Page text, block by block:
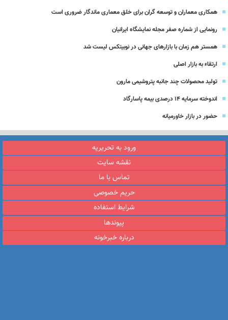
همکاری معماران و توسعه گران برای خلق معماری ماندگار ضروری است
رونمایی از شماره صفر مجله نمایشگاه ایرانیان
همستر هم زمان با بازارهای جهانی در نوبیتکس لیست شد
ارتقاء به بازار اصلی
تولید محصولات چند جانبه پتروشیمی مارون
اندوخته سرمایه 14 درصدی بیمه پاسارگاد
حضور در بازار خاورمیانه
ورود به تحریریه
نقشه سایت
تماس با ما
حریم خصوصی
شرایط استفاده
پیوندها
درباره خبرخونه